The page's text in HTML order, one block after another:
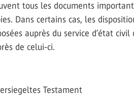
tous les documents
Dans certains cas, les
auprès du service d’état
de celui-ci.